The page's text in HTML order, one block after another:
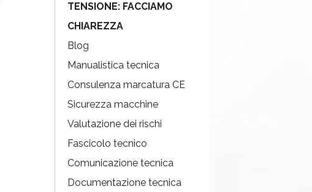
TENSIONE: FACCIAMO
CHIAREZZA
Blog
Manualistica tecnica
Consulenza marcatura CE
Sicurezza macchine
Valutazione dei rischi
Fascicolo tecnico
Comunicazione tecnica
Documentazione tecnica